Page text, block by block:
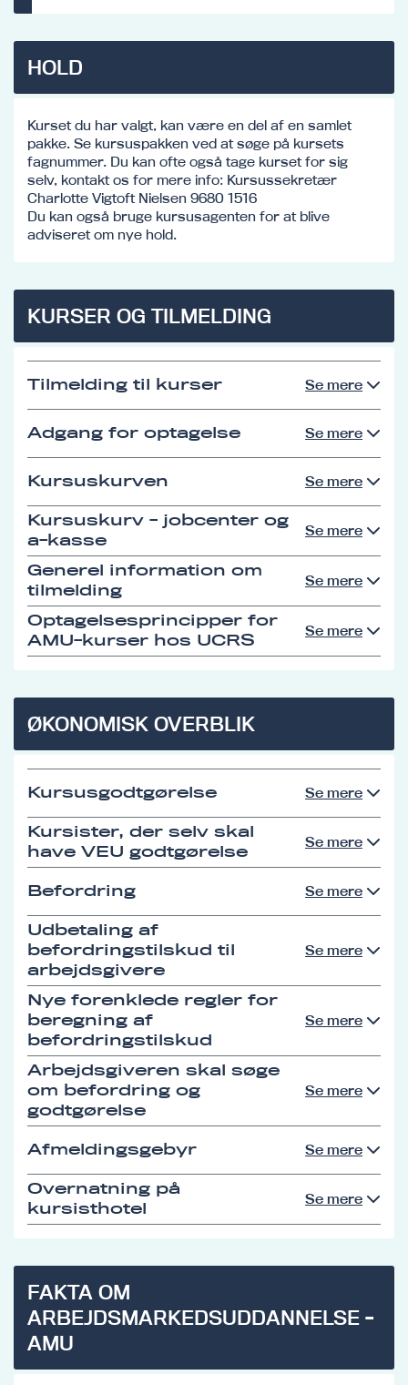
HOLD
Kurset du har valgt, kan være en del af en samlet
pakke. Se kursuspakken ved at søge på kursets
fagnummer. Du kan ofte også tage kurset for sig
selv, kontakt os for mere info: Kursussekretær
Charlotte Vigtoft Nielsen 9680 1516
Du kan også bruge kursusagenten for at blive
adviseret om nye hold.
KURSER OG TILMELDING
Tilmelding til kurser Se mere
Adgang for optagelse Se mere
Kursuskurven Se mere
Kursuskurv - jobcenter og
a-kasse
Se mere
Generel information om
tilmelding
Se mere
Optagelsesprincipper for
AMU-kurser hos UCRS
Se mere
ØKONOMISK OVERBLIK
Kursusgodtgørelse Se mere
Kursister, der selv skal
have VEU godtgørelse
Se mere
Befordring Se mere
Udbetaling af
befordringstilskud til
arbejdsgivere
Se mere
Nye forenklede regler for
beregning af
befordringstilskud
Se mere
Arbejdsgiveren skal søge
om befordring og
godtgørelse
Se mere
Afmeldingsgebyr Se mere
Overnatning på
kursisthotel
Se mere
FAKTA OM
ARBEJDSMARKEDSUDDANNELSE -
AMU